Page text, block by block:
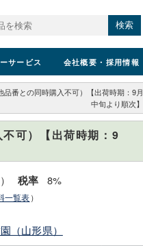
検索
サービス 会社概要 ・採用情報
番との同時購入不可）【出荷時期：9月
中旬より順次】
可）【出荷時期：9
税率 8%
一覧表）
（山形県）